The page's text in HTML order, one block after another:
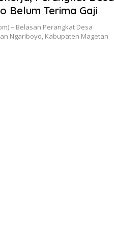
Belum Terima Gaji
– Belasan Perangkat Desa
Ngariboyo, Kabupaten Magetan